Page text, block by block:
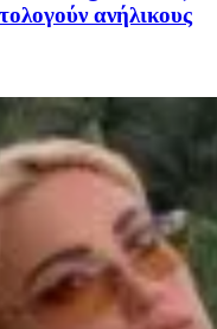
ανήλικους